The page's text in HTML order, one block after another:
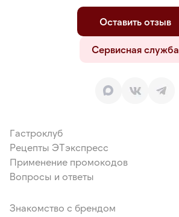
Оставить отзыв
Сервисная служба
Гастроклуб
Рецепты ЭТэкспресс
Применение промокодов
Вопросы и ответы
Знакомство с брендом